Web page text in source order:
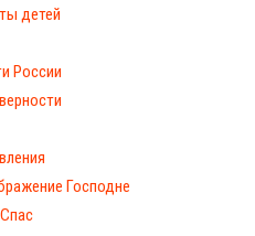
детей
России
Господне